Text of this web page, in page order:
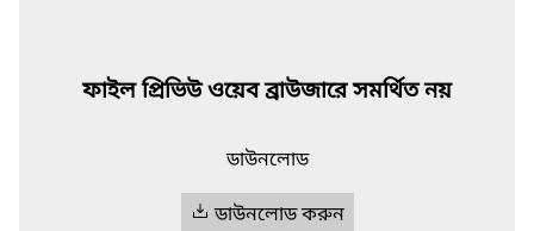
ফাইল প্রিভিউ ওয়েব ব্রাউজারে সমর্থিত নয়
ডাউনলোড
ডাউনলোড করুন